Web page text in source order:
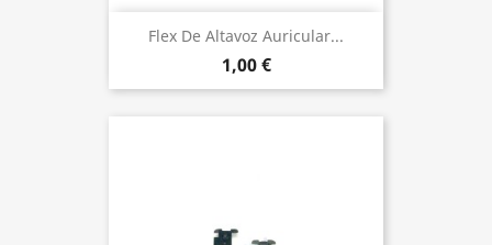
Flex De Altavoz Auricular...
1,00 €